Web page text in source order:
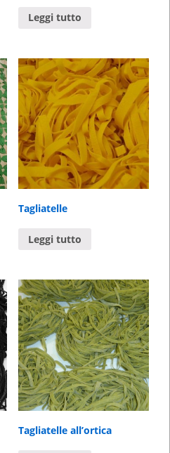
Leggi tutto
Tagliatelle
Leggi tutto
Tagliatelle all’ortica